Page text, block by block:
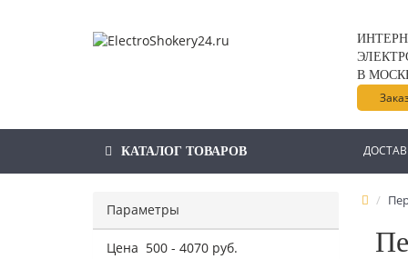
В
КАТАЛОГ ТОВАРОВ
Параметры
Цена 500 - 4070 руб.